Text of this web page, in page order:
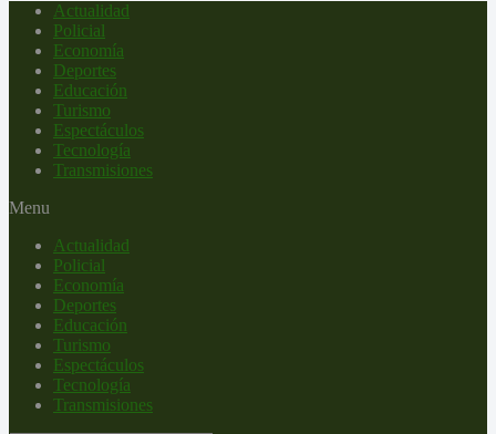
Actualidad
Policial
Economía
Deportes
Educación
Turismo
Espectáculos
Tecnología
Transmisiones
Menu
Actualidad
Policial
Economía
Deportes
Educación
Turismo
Espectáculos
Tecnología
Transmisiones